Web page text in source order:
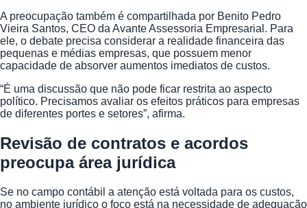
A preocupação também é compartilhada por Benito Pedro
Vieira Santos, CEO da Avante Assessoria Empresarial. Para
ele, o debate precisa considerar a realidade financeira das
pequenas e médias empresas, que possuem menor
capacidade de absorver aumentos imediatos de custos.
“É uma discussão que não pode ficar restrita ao aspecto
político. Precisamos avaliar os efeitos práticos para empresas
de diferentes portes e setores”, afirma.
Revisão de contratos e acordos
preocupa área jurídica
Se no campo contábil a atenção está voltada para os custos,
no ambiente jurídico o foco está na necessidade de adequação